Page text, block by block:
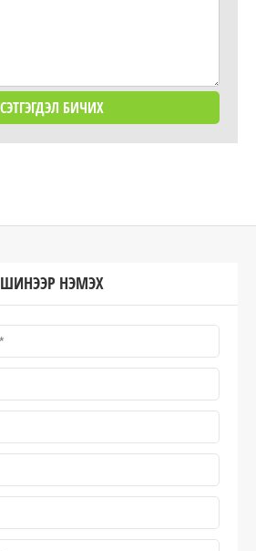
ШИНЭЭР НЭМЭХ